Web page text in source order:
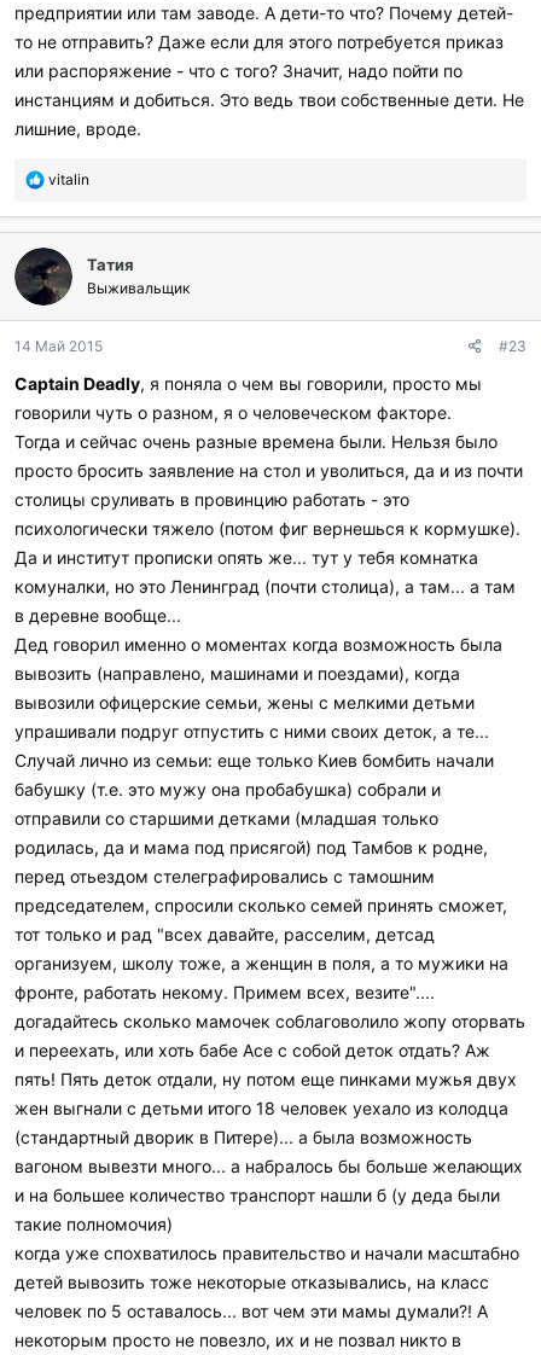
предприятии или там заводе. А дети-то что? Почему детей-
то не отправить? Даже если для этого потребуется приказ
или распоряжение - что с того? Значит, надо пойти по
инстанциям и добиться. Это ведь твои собственные дети. Не
лишние, вроде.
П
б
л
а
г
о
а
р
и
л
и
vitalin
Татия
Выживальщик
14 Май 2015 #23
Captain Deadly, я поняла о чем вы говорили, просто мы
говорили чуть о разном, я о человеческом факторе.
Тогда и сейчас очень разные времена были. Нельзя было
просто бросить заявление на стол и уволиться, да и из почти
столицы сруливать в провинцию работать - это
психологически тяжело (потом фиг вернешься к кормушке).
Да и институт прописки опять же... тут у тебя комнатка
комуналки, но это Ленинград (почти столица), а там... а там
в деревне вообще...
Дед говорил именно о моментах когда возможность была
вывозить (направлено, машинами и поездами), когда
вывозили офицерские семьи, жены с мелкими детьми
упрашивали подруг отпустить с ними своих деток, а те...
Случай лично из семьи: еще только Киев бомбить начали
бабушку (т.е. это мужу она пробабушка) собрали и
отправили со старшими детками (младшая только
родилась, да и мама под присягой) под Тамбов к родне,
перед отьездом стелеграфировались с тамошним
председателем, спросили сколько семей принять сможет,
тот только и рад "всех давайте, расселим, детсад
организуем, школу тоже, а женщин в поля, а то мужики на
фронте, работать некому. Примем всех, везите"....
догадайтесь сколько мамочек соблаговолило жопу оторвать
и переехать, или хоть бабе Асе с собой деток отдать? Аж
пять! Пять деток отдали, ну потом еще пинками мужья двух
жен выгнали с детьми итого 18 человек уехало из колодца
(стандартный дворик в Питере)... а была возможность
вагоном вывезти много... а набралось бы больше желающих
и на большее количество транспорт нашли б (у деда были
такие полномочия)
когда уже спохватилось правительство и начали масштабно
детей вывозить тоже некоторые отказывались, на класс
человек по 5 оставалось... вот чем эти мамы думали?! А
некоторым просто не повезло, их и не позвал никто в